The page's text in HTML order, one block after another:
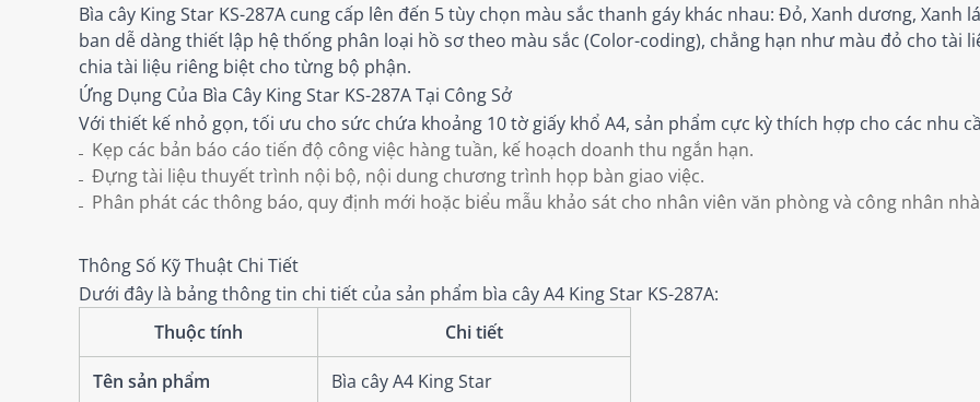
Bìa cây King Star KS-287A cung cấp lên đến 5 tùy chọn màu sắc thanh gáy khác nhau: Đỏ, Xanh dương, Xanh
ban dễ dàng thiết lập hệ thống phân loại hồ sơ theo màu sắc (Color-coding), chẳng hạn như màu đỏ cho tài
chia tài liệu riêng biệt cho từng bộ phận.
Ứng Dụng Của Bìa Cây King Star KS-287A Tại Công Sở
Với thiết kế nhỏ gọn, tối ưu cho sức chứa khoảng 10 tờ giấy khổ A4, sản phẩm cực kỳ thích hợp cho các nhu
Kẹp các bản báo cáo tiến độ công việc hàng tuần, kế hoạch doanh thu ngắn hạn.
Đựng tài liệu thuyết trình nội bộ, nội dung chương trình họp bàn giao việc.
Phân phát các thông báo, quy định mới hoặc biểu mẫu khảo sát cho nhân viên văn phòng và công nhân
Thông Số Kỹ Thuật Chi Tiết
Dưới đây là bảng thông tin chi tiết của sản phẩm bìa cây A4 King Star KS-287A:
Thuộc tính
Chi tiết
Tên sản phẩm Bìa cây A4 King Star